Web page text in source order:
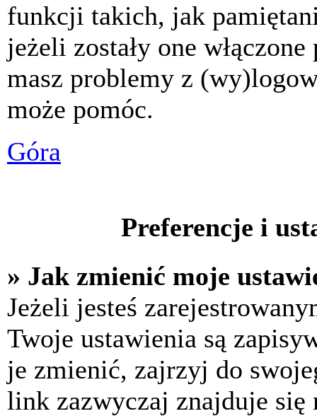
funkcji takich, jak
jeżeli zostały one
masz problemy z
może pomóc.
Góra
Preferencje i
» Jak zmienić moje
Jeżeli jesteś
Twoje ustawienia są
je zmienić, zajrzyj do
link zazwyczaj znajduje się